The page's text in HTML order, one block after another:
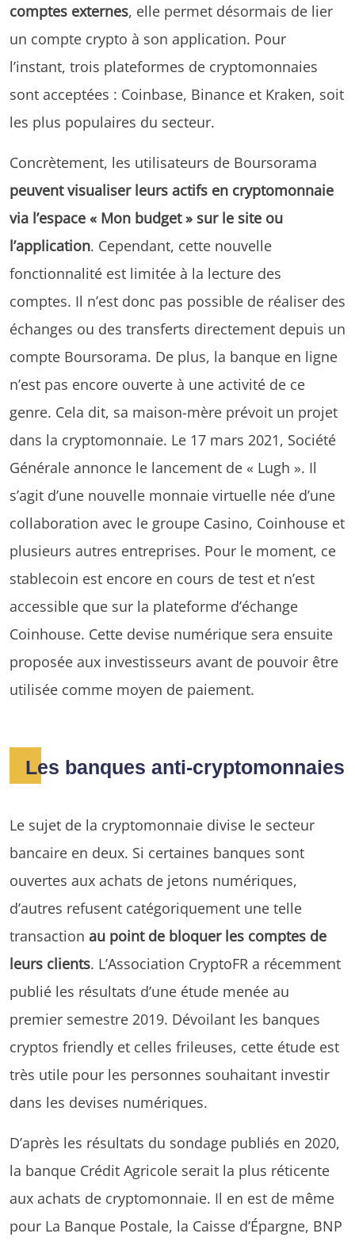
comptes externes, elle permet désormais de lier
un compte crypto à son application. Pour
l’instant, trois plateformes de cryptomonnaies
sont acceptées : Coinbase, Binance et Kraken, soit
les plus populaires du secteur.
Concrètement, les utilisateurs de Boursorama
peuvent visualiser leurs actifs en cryptomonnaie
via l’espace « Mon budget » sur le site ou
l’application. Cependant, cette nouvelle
fonctionnalité est limitée à la lecture des
comptes. Il n’est donc pas possible de réaliser des
échanges ou des transferts directement depuis un
compte Boursorama. De plus, la banque en ligne
n’est pas encore ouverte à une activité de ce
genre. Cela dit, sa maison-mère prévoit un projet
dans la cryptomonnaie. Le 17 mars 2021, Société
Générale annonce le lancement de « Lugh ». Il
s’agit d’une nouvelle monnaie virtuelle née d’une
collaboration avec le groupe Casino, Coinhouse et
plusieurs autres entreprises. Pour le moment, ce
stablecoin est encore en cours de test et n’est
accessible que sur la plateforme d’échange
Coinhouse. Cette devise numérique sera ensuite
proposée aux investisseurs avant de pouvoir être
utilisée comme moyen de paiement.
Les banques anti-cryptomonnaies
Le sujet de la cryptomonnaie divise le secteur
bancaire en deux. Si certaines banques sont
ouvertes aux achats de jetons numériques,
d’autres refusent catégoriquement une telle
transaction au point de bloquer les comptes de
leurs clients. L’Association CryptoFR a récemment
publié les résultats d’une étude menée au
premier semestre 2019. Dévoilant les banques
cryptos friendly et celles frileuses, cette étude est
très utile pour les personnes souhaitant investir
dans les devises numériques.
D’après les résultats du sondage publiés en 2020,
la banque Crédit Agricole serait la plus réticente
aux achats de cryptomonnaie. Il en est de même
pour La Banque Postale, la Caisse d’Épargne, BNP